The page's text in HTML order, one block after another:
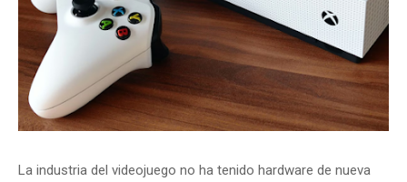
La industria del videojuego no ha tenido hardware de nueva